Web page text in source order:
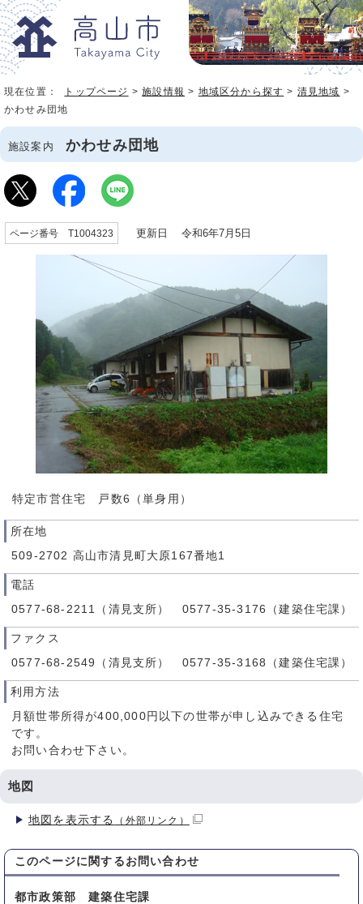
現在位置： トップページ >施設情報 > 地域区分から探す > 清見地域 >
かわせみ団地
施設案内 かわせみ団地
ページ番号 T1004323 更新日 令和6年7月5日
特定市営住宅 戸数6（単身用）
所在地
509-2702 高山市清見町大原167番地1
電話
0577-68-2211（清見支所） 0577-35-3176（建築住宅課）
ファクス
0577-68-2549（清見支所） 0577-35-3168（建築住宅課）
利用方法
月額世帯所得が400,000円以下の世帯が申し込みできる住宅
です。
お問い合わせ下さい。
地図
地図を表示する （外部リンク）
このページに関する お問い合わせ
都市政策部 建築住宅課